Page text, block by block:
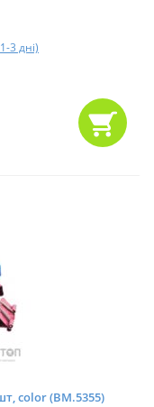
3 дні)
color (BM.5355)